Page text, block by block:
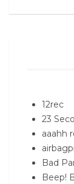
12rec
23
aaahh
Bad
Beep!